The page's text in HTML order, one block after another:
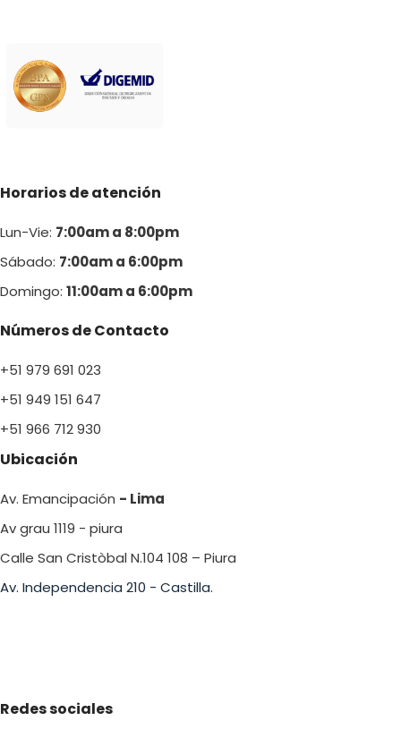
Horarios de atención
Lun-Vie: 7:00am a 8:00pm
Sábado: 7:00am a 6:00pm
Domingo: 11:00am a 6:00pm
Números de Contacto
+51 979 691 023
+51 949 151 647
+51 966 712 930
Ubicación
Av. Emancipación - Lima
Av grau 1119 - piura
Calle San Cristòbal N.104 108 – Piura
Av. Independencia 210 - Castilla.
Redes sociales